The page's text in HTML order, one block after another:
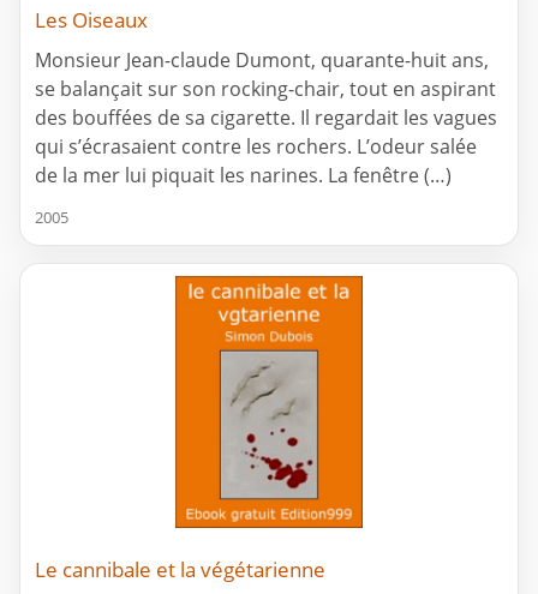
Les Oiseaux
Monsieur Jean-claude Dumont, quarante-huit ans,
se balançait sur son rocking-chair, tout en aspirant
des bouffées de sa cigarette. Il regardait les vagues
qui s’écrasaient contre les rochers. L’odeur salée
de la mer lui piquait les narines. La fenêtre (…)
2005
Le cannibale et la végétarienne